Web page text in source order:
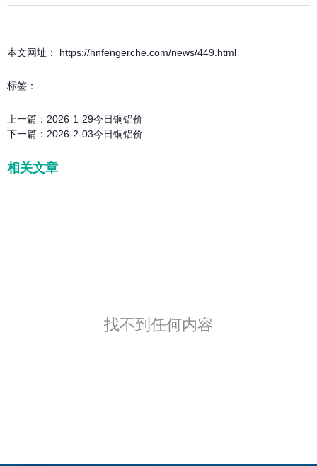
本文网址： https://hnfengerche.com/news/449.html
标签：
上一篇： 2026-1-29今日铜铝价
下一篇： 2026-2-03今日铜铝价
相关文章
找不到任何内容